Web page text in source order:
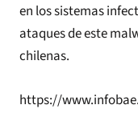
en los sistemas
ataques de este
chilenas.
https://